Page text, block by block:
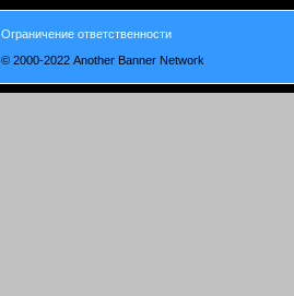
Ограничение ответственности
© 2000-2022 Another Banner Network